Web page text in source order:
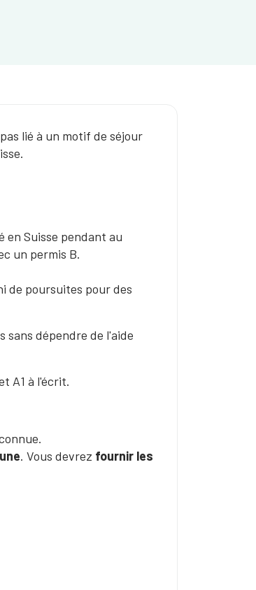
lié à un motif de séjour
en Suisse pendant au
un permis B.
de poursuites pour des
sans dépendre de l'aide
A1 à l'écrit.
. Vous devrez fournir les